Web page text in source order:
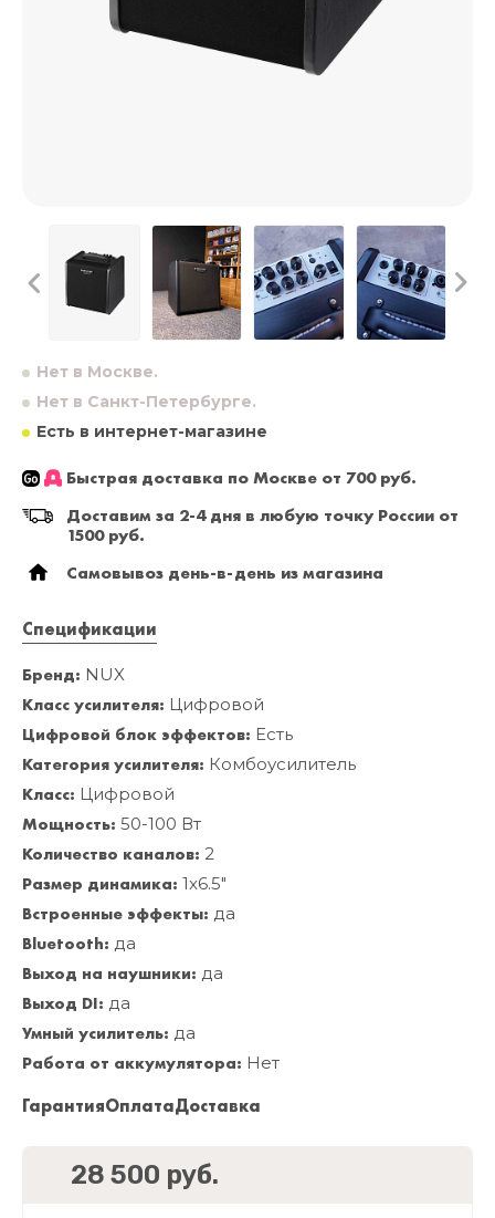
Нет в Москве.
Нет в Санкт-Петербурге.
Есть в интернет-магазине
Быстрая доставка по Москве от 700 руб.
Доставим за 2-4 дня в любую точку России от
1500 руб.
Самовывоз день-в-день из магазина
Спецификации
Бренд: NUX
Класс усилителя: Цифровой
Цифровой блок эффектов: Есть
Категория усилителя: Комбоусилитель
Класс: Цифровой
Мощность: 50-100 Вт
Количество каналов: 2
Размер динамика: 1x6.5"
Встроенные эффекты: да
Bluetooth: да
Выход на наушники: да
Выход DI: да
Умный усилитель: да
Работа от аккумулятора: Нет
ГарантияОплатаДоставка
28 500 руб.